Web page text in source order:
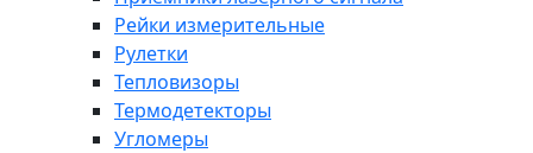
Рейки измерительные
Рулетки
Тепловизоры
Термодетекторы
Угломеры